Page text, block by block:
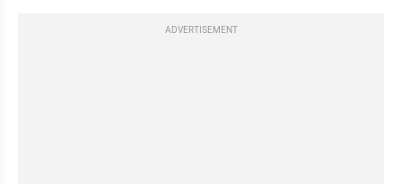
ADVERTISEMENT